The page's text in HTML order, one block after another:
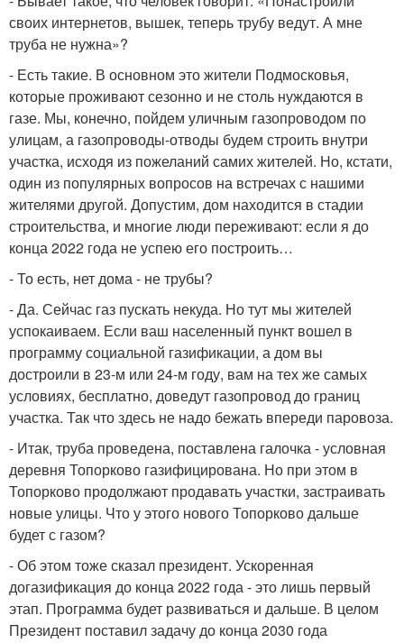
своих интернетов, вышек, теперь трубу ведут. А мне
труба не нужна»?
- Есть такие. В основном это жители Подмосковья,
которые проживают сезонно и не столь нуждаются в
газе. Мы, конечно, пойдем уличным газопроводом по
улицам, а газопроводы-отводы будем строить внутри
участка, исходя из пожеланий самих жителей. Но, кстати,
один из популярных вопросов на встречах с нашими
жителями другой. Допустим, дом находится в стадии
строительства, и многие люди переживают: если я до
конца 2022 года не успею его построить…
- То есть, нет дома - не трубы?
- Да. Сейчас газ пускать некуда. Но тут мы жителей
успокаиваем. Если ваш населенный пункт вошел в
программу социальной газификации, а дом вы
достроили в 23-м или 24-м году, вам на тех же самых
условиях, бесплатно, доведут газопровод до границ
участка. Так что здесь не надо бежать впереди паровоза.
- Итак, труба проведена, поставлена галочка - условная
деревня Топорково газифицирована. Но при этом в
Топорково продолжают продавать участки, застраивать
новые улицы. Что у этого нового Топорково дальше
будет с газом?
- Об этом тоже сказал президент. Ускоренная
догазификация до конца 2022 года - это лишь первый
этап. Программа будет развиваться и дальше. В целом
Президент поставил задачу до конца 2030 года